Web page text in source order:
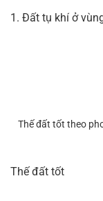
1. Đất tụ khí ở
Thế đất tốt theo
Thế đất tốt